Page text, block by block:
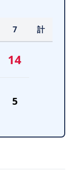
7 計
14
5